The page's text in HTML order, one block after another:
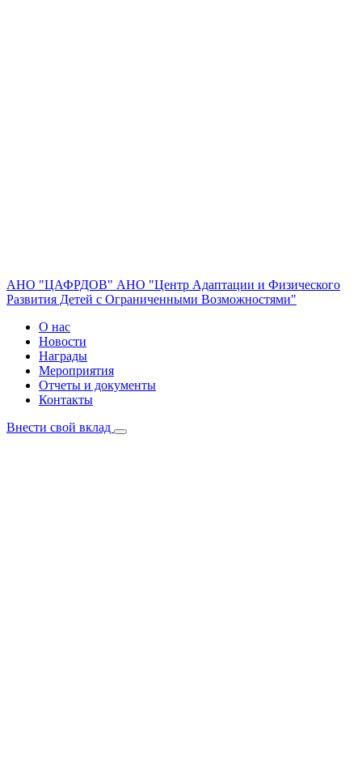
АНО "ЦАФРДОВ" АНО "Центр Адаптации и Физического
Развития Детей с Ограниченными Возможностями"
О нас
Новости
Награды
Мероприятия
Отчеты и документы
Контакты
Внести свой вклад